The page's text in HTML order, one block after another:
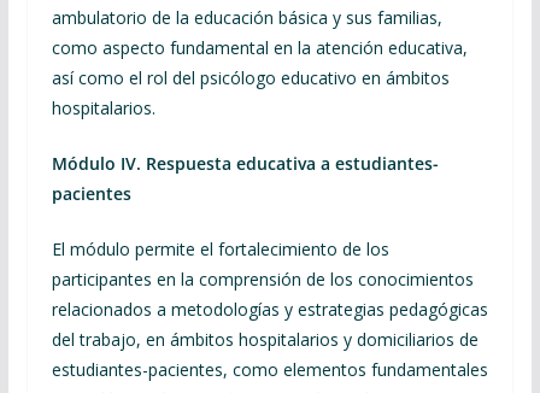
ambulatorio de la educación básica y sus familias,
como aspecto fundamental en la atención educativa,
así como el rol del psicólogo educativo en ámbitos
hospitalarios.
Módulo IV. Respuesta educativa a estudiantes-
pacientes
El módulo permite el fortalecimiento de los
participantes en la comprensión de los conocimientos
relacionados a metodologías y estrategias pedagógicas
del trabajo, en ámbitos hospitalarios y domiciliarios de
estudiantes-pacientes, como elementos fundamentales